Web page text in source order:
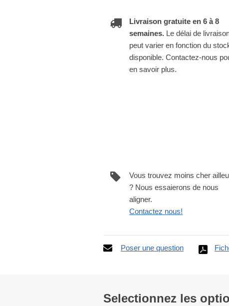
Livraison gratuite en 6 à 8
semaines. Le délai de
peut varier en fonction du
disponible. Contactez-nous
en savoir plus.
Vous trouvez moins cher
? Nous essaierons de nous
aligner.
Contactez nous!
Poser une question
Selectionnez les